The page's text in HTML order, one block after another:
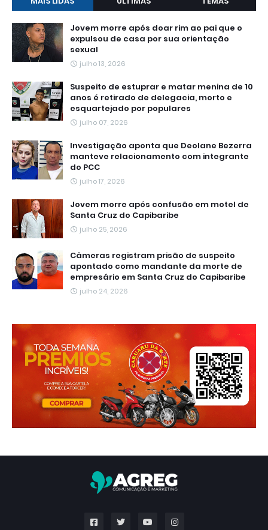
Jovem morre após doar rim ao pai que o
expulsou de casa por sua orientação
sexual
julho 13, 2026
Suspeito de estuprar e matar menina de 10
anos é retirado de delegacia, morto e
esquartejado por populares
julho 07, 2026
Investigação aponta que Deolane Bezerra
manteve relacionamento com integrante
do PCC
julho 17, 2026
Jovem morre após confusão em motel de
Santa Cruz do Capibaribe
julho 25, 2026
Câmeras registram prisão de suspeito
apontado como mandante da morte de
empresário em Santa Cruz do Capibaribe
julho 24, 2026